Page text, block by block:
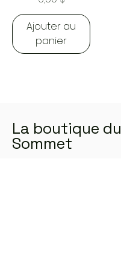
Ajouter au
panier
La boutique du
Sommet